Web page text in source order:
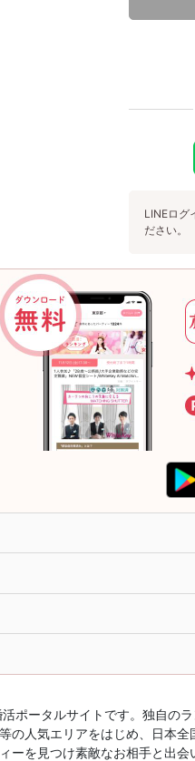
LINEログ
ださい。
ポータルサイトです。独自の
の人気エリアをはじめ、日本
を見つけ素敵なお相手と出会